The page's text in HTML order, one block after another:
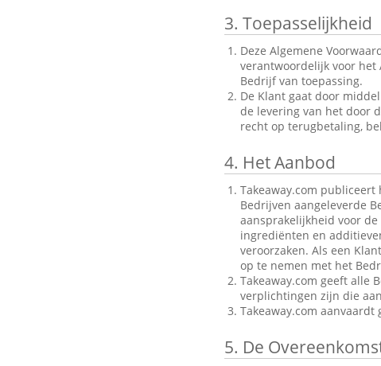
3. Toepasselijkheid
Deze Algemene
verantwoordelijk voor het
Bedrijf van toepassing.
De Klant gaat door
de levering van het door
recht op terugbetaling,
4. Het Aanbod
Takeaway.com
Bedrijven aangeleverde
aansprakelijkheid voor
ingrediënten en
veroorzaken. Als een
op te nemen met het
Takeaway.com geeft alle
verplichtingen zijn die
Takeaway.com
5. De